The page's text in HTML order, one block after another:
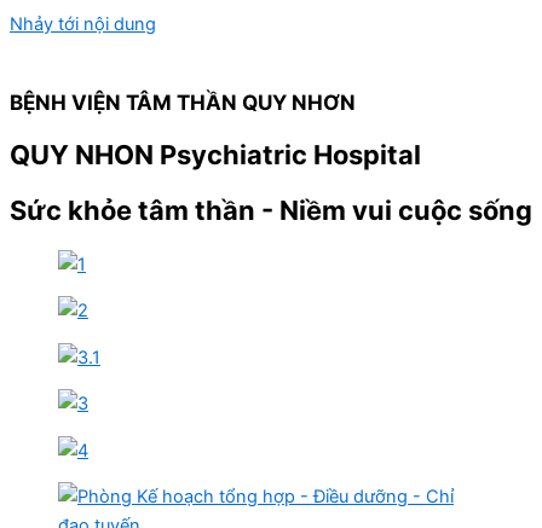
Nhảy tới nội dung
BỆNH VIỆN TÂM THẦN QUY NHƠN
QUY NHON Psychiatric Hospital
Sức khỏe tâm thần - Niềm vui cuộc sống